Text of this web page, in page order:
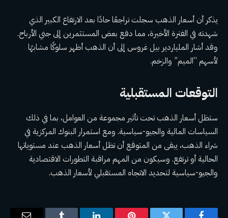
يذكر أن أسعار الذهب سجلت تراجعًا حادًا بعد الارتفاع الكبير الذي
شهدته في الفترة الأخيرة، مما دفع بعض المستثمرين إلى جني الأرباح.
وقد أشار الملياردير بيل غروس إلى أن الذهب أظهر سلوكًا مشابهًا
لأسهم “الميم” والزخم.
التوقعات المستقبلية
ستظل أسعار الذهب تحت تأثير مجموعة من العوامل، بما في ذلك
السياسات المالية والجيو-سياسية. ومع استمرار البنوك المركزية في
شراء الذهب، يبقى من المتوقع أن تظل أسعار الذهب عند مستوياتها
الحالية أو ترتفع. وسيكون من المهم مراقبة التطورات الاقتصادية
والجيو-سياسية لتحديد الاتجاه المستقبلي لأسعار الذهب.